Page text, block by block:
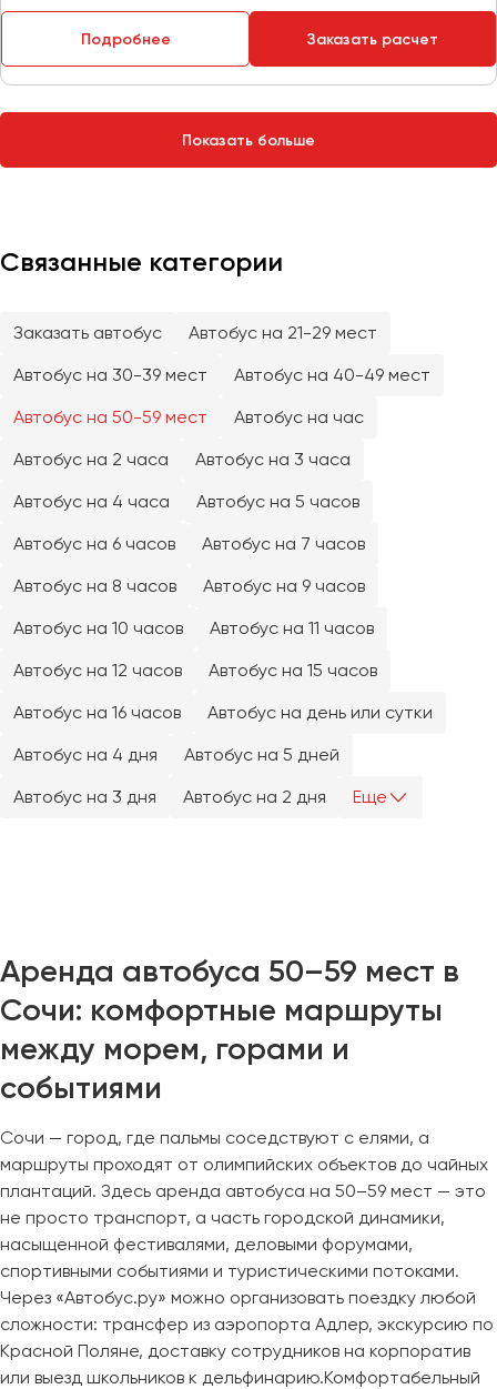
Подробнее Заказать расчет
Показать больше
Связанные категории
Заказать автобус
Автобус на 21-29 мест
Автобус на 30-39 мест
Автобус на 40-49 мест
Автобус на 50-59 мест
Автобус на час
Автобус на 2 часа
Автобус на 3 часа
Автобус на 4 часа
Автобус на 5 часов
Автобус на 6 часов
Автобус на 7 часов
Автобус на 8 часов
Автобус на 9 часов
Автобус на 10 часов
Автобус на 11 часов
Автобус на 12 часов
Автобус на 15 часов
Автобус на 16 часов
Автобус на день или сутки
Автобус на 4 дня
Автобус на 5 дней
Автобус на 3 дня
Автобус на 2 дня Еще
Аренда автобуса 50–59 мест в
Сочи: комфортные маршруты
между морем, горами и
событиями
Сочи — город, где пальмы соседствуют с елями, а
маршруты проходят от олимпийских объектов до чайных
плантаций. Здесь аренда автобуса на 50–59 мест — это
не просто транспорт, а часть городской динамики,
насыщенной фестивалями, деловыми форумами,
спортивными событиями и туристическими потоками.
Через «Автобус.ру» можно организовать поездку любой
сложности: трансфер из аэропорта Адлер, экскурсию по
Красной Поляне, доставку сотрудников на корпоратив
или выезд школьников к дельфинарию.Комфортабельный
Тверь
Ульяновск
Хабаровск
Челябинск
Череповец
Якутск
Ялта